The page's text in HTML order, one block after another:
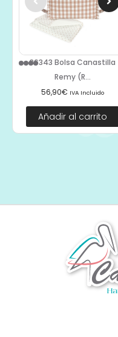
36343 Bolsa Canastilla
Remy (R...
56,90€ IVA Incluido
Añadir al carrito